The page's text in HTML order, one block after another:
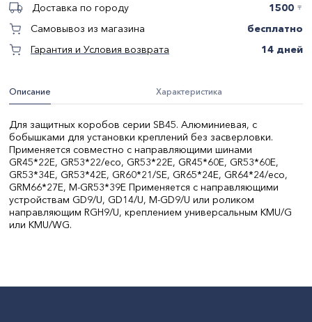
Описание Характеристика
Для защитных коробов серии SB45. Алюминиевая, с
бобышками для установки креплений без засверловки.
Применяется совместно с направляющими шинами
GR45*22E, GR53*22/eco, GR53*22E, GR45*60E, GR53*60E,
GR53*34E, GR53*42E, GR60*21/SE, GR65*24E, GR64*24/eco,
GRM66*27E, M-GR53*39E Применяется с направляющими
устройствам GD9/U, GD14/U, M-GD9/U или роликом
направляющим RGH9/U, креплением универсальным KMU/G
или KMU/WG.
Доставка по городу 1500 〒
Самовывоз из магазина
бесплатно
Гарантия и Условия возврата
14 дней